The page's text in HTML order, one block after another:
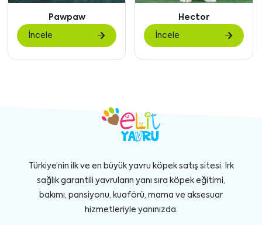
Hector
İncele
Chanel
İncele
göster
Türkiye’nin ilk ve en büyük yavru köpek satış sitesi. Irk
sağlık garantili yavruların yanı sıra köpek eğitimi,
bakımı, pansiyonu, kuaförü, mama ve aksesuar
hizmetleriyle yanınızda.